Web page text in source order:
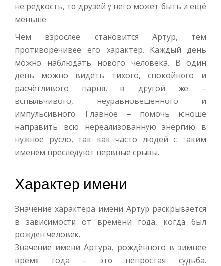
не редкость, то друзей у него может быть и ещё
меньше.
Чем взрослее становится Артур, тем
противоречивее его характер. Каждый день
можно наблюдать нового человека. В один
день можно видеть тихого, спокойного и
расчётливого парня, в другой же –
вспыльчивого, неуравновешенного и
импульсивного. Главное – помочь юноше
направить всю нереализованную энергию в
нужное русло, так как часто людей с таким
именем преследуют нервные срывы.
Характер имени
Значение характера имени Артур раскрывается
в зависимости от времени года, когда был
рождён человек.
Значение имени Артура, рождённого в зимнее
время года – это непростая судьба.